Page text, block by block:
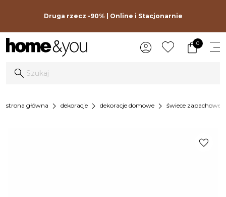
Druga rzecz -90% | Online i Stacjonarnie
0
strona główna chevron_right dekoracje chevron_right dekoracje domowe chevron_right świece zapachowe
favorite